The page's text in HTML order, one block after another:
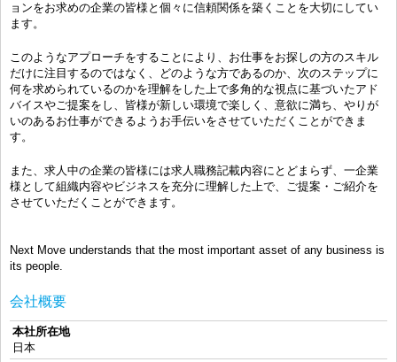
ョンをお求めの企業の皆様と個々に信頼関係を築くことを大切にしてい
ます。
このようなアプローチをすることにより、お仕事をお探しの方のスキル
だけに注目するのではなく、どのような方であるのか、次のステップに
何を求められているのかを理解をした上で多角的な視点に基づいたアド
バイスやご提案をし、皆様が新しい環境で楽しく、意欲に満ち、やりが
いのあるお仕事ができるようお手伝いをさせていただくことができま
す。
また、求人中の企業の皆様には求人職務記載内容にとどまらず、一企業
様として組織内容やビジネスを充分に理解した上で、ご提案・ご紹介を
させていただくことができます。
Next Move understands that the most important asset of any business is
its people.
会社概要
本社所在地
日本